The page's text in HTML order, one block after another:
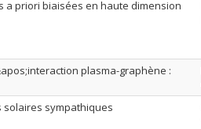
a priori biaisées en haute dimension
plasma-graphène :
sympathiques